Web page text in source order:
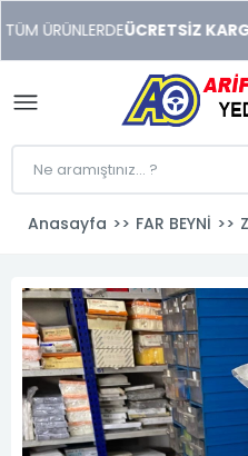
xonusu
veren
sitolar
ÜRÜNLERDEÜCRETSİZ
Anasayfa FAR BEYNİ